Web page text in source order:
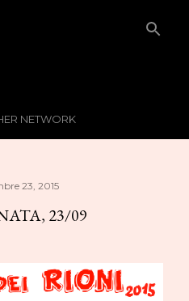
NETWORK
23, 2015
23/09